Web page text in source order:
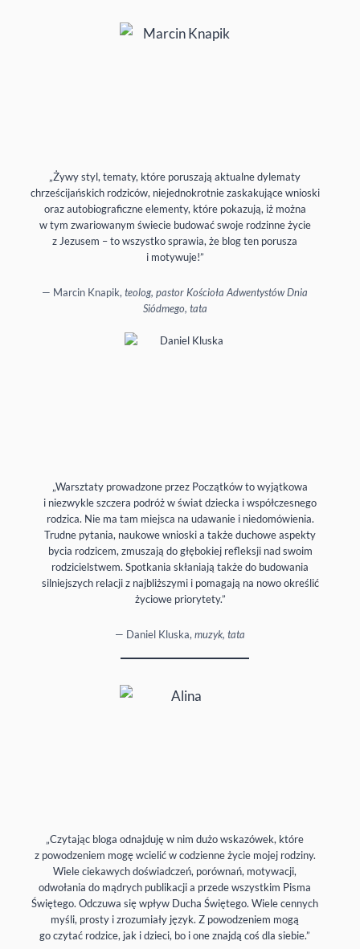
„Żywy styl, tematy, które poruszają aktualne dylematy
chrześcijańskich rodziców, niejednokrotnie zaskakujące wnioski
oraz autobiograficzne elementy, które pokazują, iż można
w tym zwariowanym świecie budować swoje rodzinne życie
z Jezusem – to wszystko sprawia, że blog ten porusza
i motywuje!”
— Marcin Knapik,teolog, pastor Kościoła Adwentystów Dnia
Siódmego, tata
„Warsztaty prowadzone przez Początków to wyjątkowa
i niezwykle szczera podróż w świat dziecka i współczesnego
rodzica. Nie ma tam miejsca na udawanie i niedomówienia.
Trudne pytania, naukowe wnioski a także duchowe aspekty
bycia rodzicem, zmuszają do głębokiej refleksji nad swoim
rodzicielstwem. Spotkania skłaniają także do budowania
silniejszych relacji z najbliższymi i pomagają na nowo określić
życiowe priorytety.”
— Daniel Kluska, muzyk, tata
„Czytając bloga odnajduję w nim dużo wskazówek, które
z powodzeniem mogę wcielić w codzienne życie mojej rodziny.
Wiele ciekawych doświadczeń, porównań, motywacji,
odwołania do mądrych publikacji a przede wszystkim Pisma
Świętego. Odczuwa się wpływ Ducha Świętego. Wiele cennych
myśli, prosty i zrozumiały język. Z powodzeniem mogą
go czytać rodzice, jak i dzieci, bo i one znajdą coś dla siebie.”